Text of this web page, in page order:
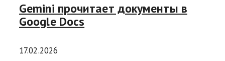
Gemini прочитает документы в
Google Docs
17.02.2026